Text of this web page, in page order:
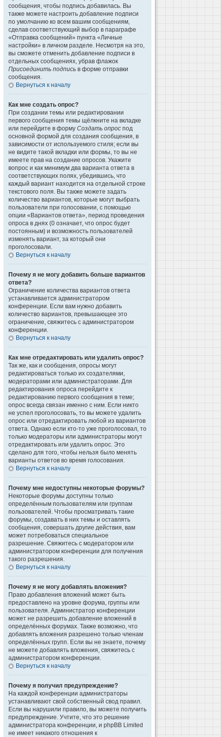
сообщения, чтобы подпись добавилась. Вы
также можете настроить добавление подписи
по умолчанию ко всем вашим сообщениям,
сделав соответствующий выбор в параграфе
«Отправка сообщений» пункта «Личные
настройки» в личном разделе. Несмотря на это,
вы сможете отменить добавление подписи в
отдельных сообщениях, убрав флажок
Присоединить подпись в форме отправки
сообщения.
Вернуться к началу
Как мне создать опрос?
При создании темы или редактировании
первого сообщения темы щёлкните на вкладке
или перейдите в форму Создать опрос под
основной формой для создания сообщения, в
зависимости от используемого стиля; если вы
не видите такой вкладки или формы, то вы не
имеете прав на создание опросов. Укажите
вопрос и как минимум два варианта ответа в
соответствующих полях, убедившись, что
каждый вариант находится на отдельной строке
текстового поля. Вы также можете задать
количество вариантов, которые могут выбрать
пользователи при голосовании, с помощью
опции «Вариантов ответа», период проведения
опроса в днях (0 означает, что опрос будет
постоянным) и возможность пользователей
изменять вариант, за который они
проголосовали.
Вернуться к началу
Почему я не могу добавить больше вариантов
ответа?
Ограничение количества вариантов ответа
устанавливается администратором
конференции. Если вам нужно добавить
количество вариантов, превышающее это
ограничение, свяжитесь с администратором
конференции.
Вернуться к началу
Как мне отредактировать или удалить опрос?
Так же, как и сообщения, опросы могут
редактироваться только их создателями,
модераторами или администраторами. Для
редактирования опроса перейдите к
редактированию первого сообщения в теме;
опрос всегда связан именно с ним. Если никто
не успел проголосовать, то вы можете удалить
опрос или отредактировать любой из вариантов
ответа. Однако если кто-то уже проголосовал, то
только модераторы или администраторы могут
отредактировать или удалить опрос. Это
сделано для того, чтобы нельзя было менять
варианты ответов во время голосования.
Вернуться к началу
Почему мне недоступны некоторые форумы?
Некоторые форумы доступны только
определённым пользователям или группам
пользователей. Чтобы просматривать такие
форумы, создавать в них темы и оставлять
сообщения, совершать другие действия, вам
может потребоваться специальное
разрешение. Свяжитесь с модератором или
администратором конференции для получения
такого разрешения.
Вернуться к началу
Почему я не могу добавлять вложения?
Право добавления вложений может быть
предоставлено на уровне форума, группы или
пользователя. Администратор конференции
может не разрешить добавление вложений в
определённых форумах. Также возможно, что
добавлять вложения разрешено только членам
определённых групп. Если вы не знаете, почему
не можете добавлять вложения, свяжитесь с
администратором конференции.
Вернуться к началу
Почему я получил предупреждение?
На каждой конференции администраторы
устанавливают свой собственный свод правил.
Если вы нарушили правило, вы можете получить
предупреждение. Учтите, что это решение
администратора конференции, и phpBB Limited
не имеет никакого отношения к